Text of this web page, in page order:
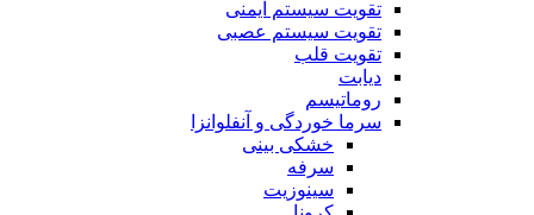
تقویت سیستم ایمنی
تقویت سیستم عصبی
تقویت قلب
دیابت
روماتیسم
سرما خوردگی و آنفلوانزا
خشکی بینی
سرفه
سینوزیت